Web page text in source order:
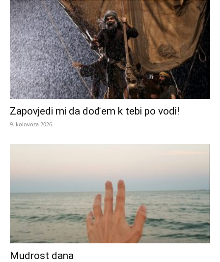
Zapovjedi mi da dođem k tebi po vodi!
9. kolovoza 2026.
Mudrost dana